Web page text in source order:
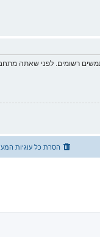
רשומים. לפני שאתה
הסרת כל עוגיות